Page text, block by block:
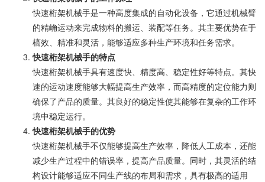
快速桁架机械手是一种高度集成的自动化设备，它通过机械臂
的精崅运动来完成物料的搬运、装配等任务。其主要优势在于
槁效、精准和灵活，能够适应多种生产环境和任务需求。
快速桁架机械手的特点
快速桁架机械手具有速度快、精度高、稳定性好等特点。其快
速的运动速度能够大幅提高生产效率，而高精度的定位能力则
确保了产品的质量。其良好的稳定性使其能够在复杂的工作环
境中稳定运行。
快速桁架机械手的优势
快速桁架机械手不仅能够提高生产效率，降低人工成本，还能
减少生产过程中的错误率，提高产品质量。同时，其灵活的结
构设计能够适应不同生产线的布局和需求，具有极高的适用